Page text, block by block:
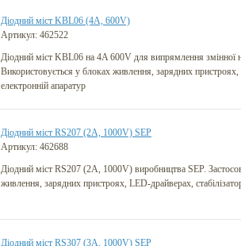
Діодний міст KBL06 (4A, 600V)
Артикул: 462522
Діодний міст KBL06 на 4A 600V для випрямлення змінної
Використовується у блоках живлення, зарядних пристроях,
електронній апаратур
Діодний міст RS207 (2A, 1000V) SEP
Артикул: 462688
Діодний міст RS207 (2A, 1000V) виробництва SEP.
живлення, зарядних пристроях, LED-драйверах,
Діодний міст RS307 (3A, 1000V) SEP